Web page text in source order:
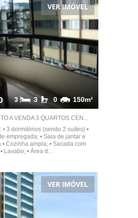
VER IMÓVEL
150m²
0
3
3
A VENDA 3 QUARTOS CEN...
• 3 dormitórios (sendo 2 suítes) •
empregada; • Sala de jantar e
Cozinha ampla; • Sacada com
Lavabo; • Área d...
VER IMÓVEL